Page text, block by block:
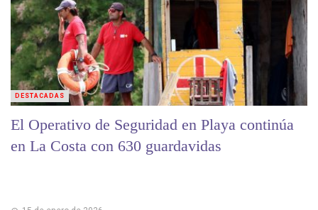
El Operativo de Seguridad en Playa continúa
en La Costa con 630 guardavidas
DESTACADAS